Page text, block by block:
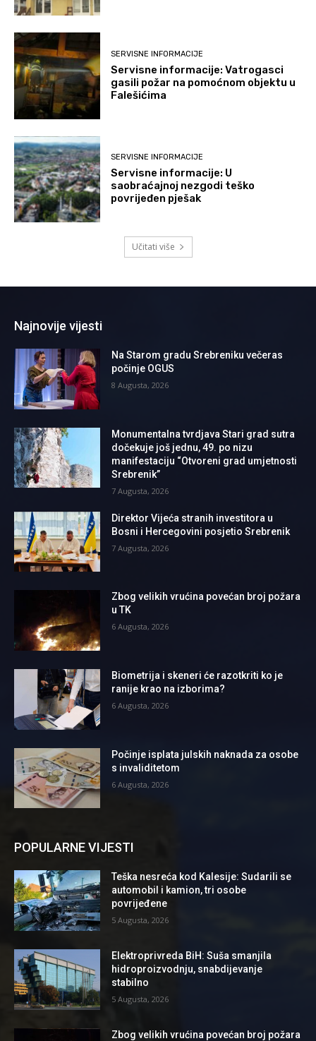
SERVISNE INFORMACIJE
Servisne informacije: Vatrogasci
gasili požar na pomoćnom objektu u
Falešićima
SERVISNE INFORMACIJE
Servisne informacije: U
saobraćajnoj nezgodi teško
povrijeđen pješak
Učitati više
Najnovije vijesti
Na Starom gradu Srebreniku večeras
počinje OGUS
8 Augusta, 2026
Monumentalna tvrdjava Stari grad sutra
dočekuje još jednu, 49. po nizu
manifestaciju “Otvoreni grad umjetnosti
Srebrenik”
7 Augusta, 2026
Direktor Vijeća stranih investitora u
Bosni i Hercegovini posjetio Srebrenik
7 Augusta, 2026
Zbog velikih vrućina povećan broj požara
u TK
6 Augusta, 2026
Biometrija i skeneri će razotkriti ko je
ranije krao na izborima?
6 Augusta, 2026
Počinje isplata julskih naknada za osobe
s invaliditetom
6 Augusta, 2026
POPULARNE VIJESTI
Teška nesreća kod Kalesije: Sudarili se
automobil i kamion, tri osobe
povrijeđene
5 Augusta, 2026
Elektroprivreda BiH: Suša smanjila
hidroproizvodnju, snabdijevanje
stabilno
5 Augusta, 2026
Zbog velikih vrućina povećan broj požara